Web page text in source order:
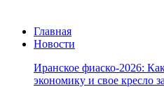
Главная
Новости
Иранское фиаско-2026:
экономику и свое кресло